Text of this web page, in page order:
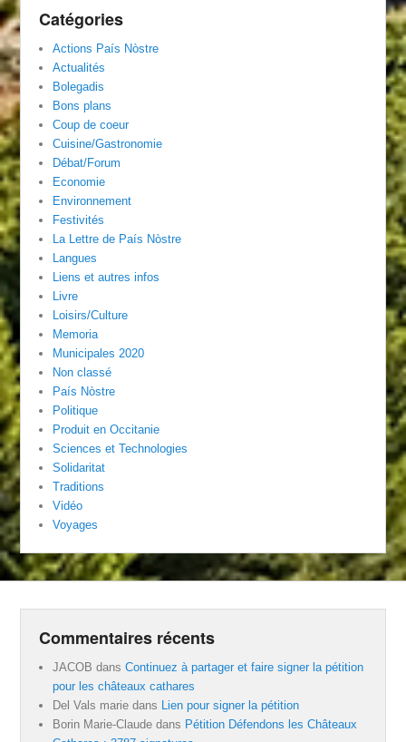
Catégories
Actions País Nòstre
Actualités
Bolegadis
Bons plans
Coup de coeur
Cuisine/Gastronomie
Débat/Forum
Economie
Environnement
Festivités
La Lettre de País Nòstre
Langues
Liens et autres infos
Livre
Loisirs/Culture
Memoria
Municipales 2020
Non classé
País Nòstre
Politique
Produit en Occitanie
Sciences et Technologies
Solidaritat
Traditions
Vidéo
Voyages
Commentaires récents
JACOB dansContinuez à partager et faire signer la pétition
pour les châteaux cathares
Del Vals marie dans Lien pour signer la pétition
Borin Marie-Claude dans Pétition Défendons les Châteaux